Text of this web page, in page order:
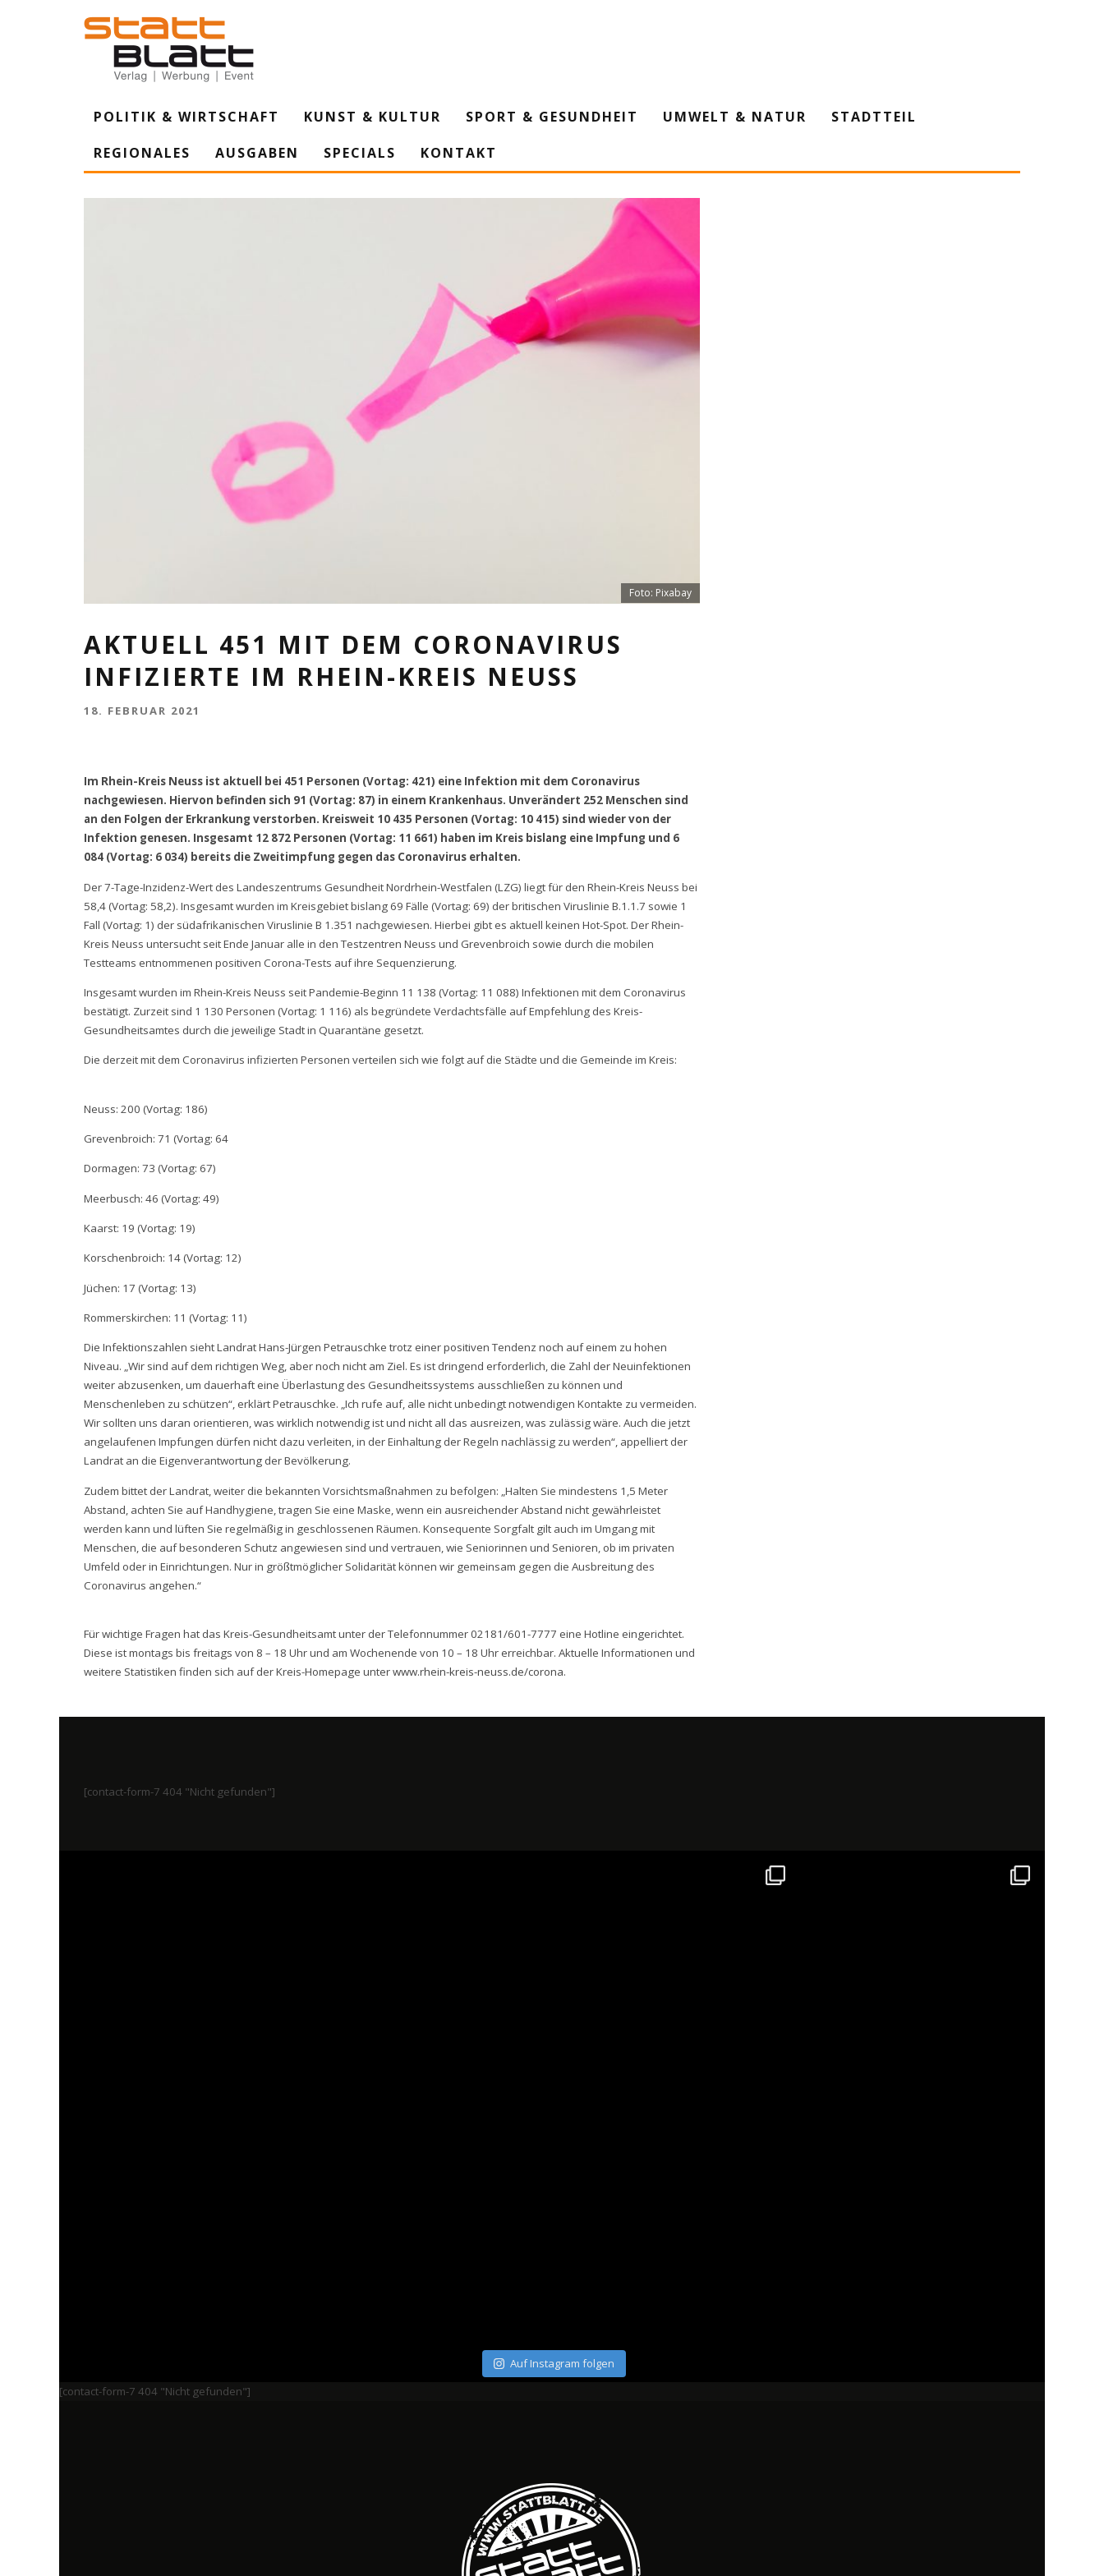
POLITIK & WIRTSCHAFT KUNST & KULTUR SPORT & GESUNDHEIT UMWELT & NATUR
STADTTEIL
REGIONALES
AUSGABEN SPECIALS KONTAKT
Foto: Pixabay
AKTUELL 451 MIT DEM CORONAVIRUS
INFIZIERTE IM RHEIN-KREIS NEUSS
18. FEBRUAR 2021
Im Rhein-Kreis Neuss ist aktuell bei 451 Personen (Vortag: 421) eine Infektion mit dem Coronavirus
nachgewiesen. Hiervon befinden sich 91 (Vortag: 87) in einem Krankenhaus. Unverändert 252 Menschen sind
an den Folgen der Erkrankung verstorben. Kreisweit 10 435 Personen (Vortag: 10 415) sind wieder von der
Infektion genesen. Insgesamt 12 872 Personen (Vortag: 11 661) haben im Kreis bislang eine Impfung und 6
084 (Vortag: 6 034) bereits die Zweitimpfung gegen das Coronavirus erhalten.
Der 7-Tage-Inzidenz-Wert des Landeszentrums Gesundheit Nordrhein-Westfalen (LZG) liegt für den Rhein-Kreis Neuss bei
58,4 (Vortag: 58,2). Insgesamt wurden im Kreisgebiet bislang 69 Fälle (Vortag: 69) der britischen Viruslinie B.1.1.7 sowie 1
Fall (Vortag: 1) der südafrikanischen Viruslinie B 1.351 nachgewiesen. Hierbei gibt es aktuell keinen Hot-Spot. Der Rhein-
Kreis Neuss untersucht seit Ende Januar alle in den Testzentren Neuss und Grevenbroich sowie durch die mobilen
Testteams entnommenen positiven Corona-Tests auf ihre Sequenzierung.
Insgesamt wurden im Rhein-Kreis Neuss seit Pandemie-Beginn 11 138 (Vortag: 11 088) Infektionen mit dem Coronavirus
bestätigt. Zurzeit sind 1 130 Personen (Vortag: 1 116) als begründete Verdachtsfälle auf Empfehlung des Kreis-
Gesundheitsamtes durch die jeweilige Stadt in Quarantäne gesetzt.
Die derzeit mit dem Coronavirus infizierten Personen verteilen sich wie folgt auf die Städte und die Gemeinde im Kreis:
Neuss: 200 (Vortag: 186)
Grevenbroich: 71 (Vortag: 64
Dormagen: 73 (Vortag: 67)
Meerbusch: 46 (Vortag: 49)
Kaarst: 19 (Vortag: 19)
Korschenbroich: 14 (Vortag: 12)
Jüchen: 17 (Vortag: 13)
Rommerskirchen: 11 (Vortag: 11)
Die Infektionszahlen sieht Landrat Hans-Jürgen Petrauschke trotz einer positiven Tendenz noch auf einem zu hohen
Niveau. „Wir sind auf dem richtigen Weg, aber noch nicht am Ziel. Es ist dringend erforderlich, die Zahl der Neuinfektionen
weiter abzusenken, um dauerhaft eine Überlastung des Gesundheitssystems ausschließen zu können und
Menschenleben zu schützen“, erklärt Petrauschke. „Ich rufe auf, alle nicht unbedingt notwendigen Kontakte zu vermeiden.
Wir sollten uns daran orientieren, was wirklich notwendig ist und nicht all das ausreizen, was zulässig wäre. Auch die jetzt
angelaufenen Impfungen dürfen nicht dazu verleiten, in der Einhaltung der Regeln nachlässig zu werden“, appelliert der
Landrat an die Eigenverantwortung der Bevölkerung.
Zudem bittet der Landrat, weiter die bekannten Vorsichtsmaßnahmen zu befolgen: „Halten Sie mindestens 1,5 Meter
Abstand, achten Sie auf Handhygiene, tragen Sie eine Maske, wenn ein ausreichender Abstand nicht gewährleistet
werden kann und lüften Sie regelmäßig in geschlossenen Räumen. Konsequente Sorgfalt gilt auch im Umgang mit
Menschen, die auf besonderen Schutz angewiesen sind und vertrauen, wie Seniorinnen und Senioren, ob im privaten
Umfeld oder in Einrichtungen. Nur in größtmöglicher Solidarität können wir gemeinsam gegen die Ausbreitung des
Coronavirus angehen.“
Für wichtige Fragen hat das Kreis-Gesundheitsamt unter der Telefonnummer 02181/601-7777 eine Hotline eingerichtet.
Diese ist montags bis freitags von 8 – 18 Uhr und am Wochenende von 10 – 18 Uhr erreichbar. Aktuelle Informationen und
weitere Statistiken finden sich auf der Kreis-Homepage unterwww.rhein-kreis-neuss.de/corona.
[contact-form-7 404 "Nicht gefunden"]
Auf Instagram folgen
[contact-form-7 404 "Nicht gefunden"]